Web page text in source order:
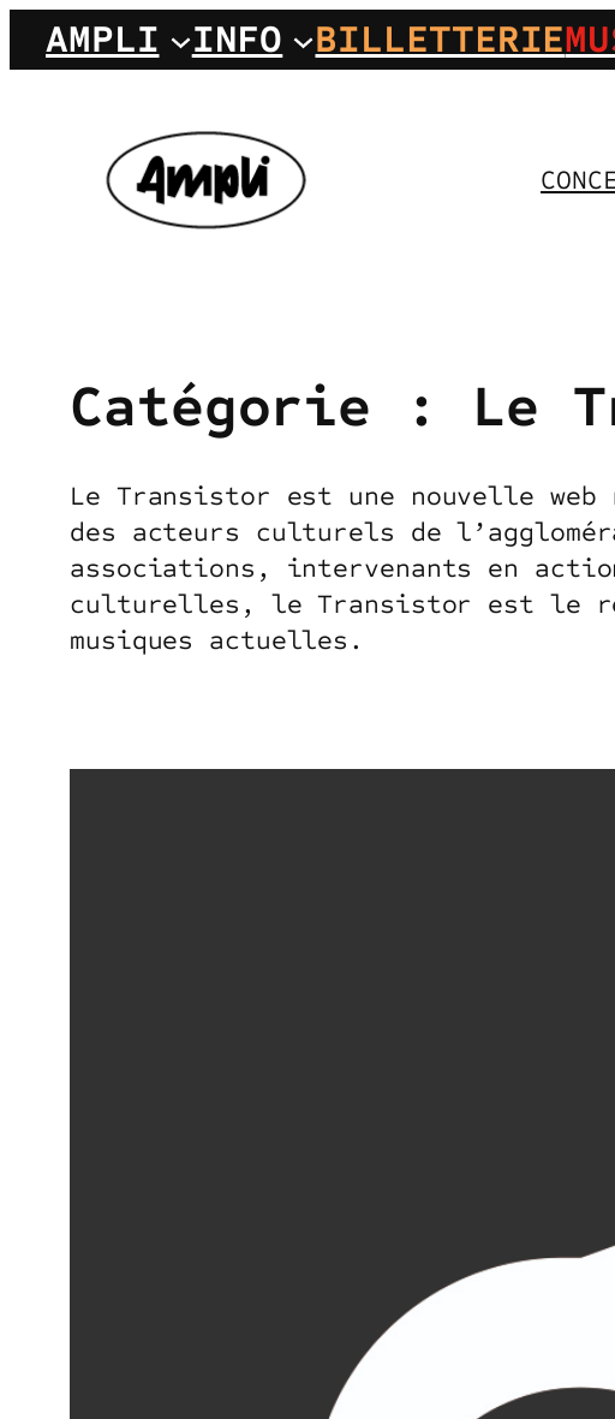
Aller
auAMPLI INFO BILLETTERIE
Catégorie : Le
Le Transistor est une nouvelle
des acteurs culturels de
associations, intervenants en
culturelles, le Transistor est le
musiques actuelles.